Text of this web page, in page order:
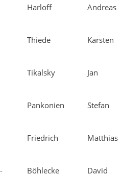
Harloff Andreas
Thiede Karsten
Tikalsky Jan
Pankonien Stefan
Friedrich Matthias
Böhlecke David